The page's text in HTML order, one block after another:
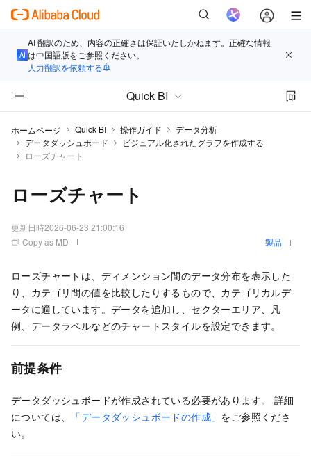
AI 翻訳のため、内容の正確さは保証いたしかねます。正確な情報
は中国語版をご参照ください。
人力翻訳を依頼する
Quick BI
ホームページ Quick BI 操作ガイド
データ分析
データダッシュボード
ビジュアル化されたグラフを作成する
ローズチャート
ローズチャート
更新日時2026-06-23 21:00:16
Copy as MD
製品
ローズチャートは、ディメンション間のデータ分布を表示した
り、カテゴリ間の値を比較したりするもので、カテゴリカルデ
ータに適しています。データを追加し、セクターエリア、凡
例、データラベルなどのチャートスタイルを設定できます。
前提条件
データダッシュボードが作成されている必要があります。 詳細
については、
「データダッシュボードの作成」 をご参照くださ
い。